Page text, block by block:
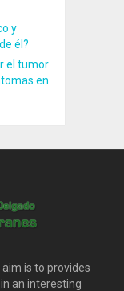
y
él?
el tumor
en
is to provides
an interesting